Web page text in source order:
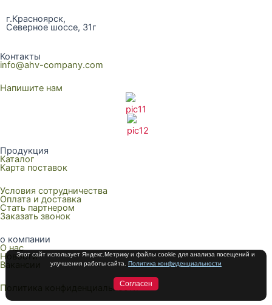
г.Красноярск,
Северное шоссе, 31г
Контакты
info@ahv-company.com
Напишите нам
Продукция
Каталог
Карта поставок
Условия сотрудничества
Оплата и доставка
Стать партнером
Заказать звонок
о компании
О нас
Новости
Вакансии
Политика конфиденциальности
Этот сайт использует Яндекс.Метрику и файлы cookie для анализа посещений и
улучшения работы сайта. Политика конфиденциальности
Согласен